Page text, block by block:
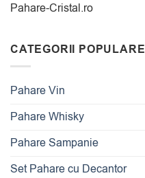
Pahare-Cristal.ro
CATEGORII POPULARE
Pahare Vin
Pahare Whisky
Pahare Sampanie
Set Pahare cu Decantor